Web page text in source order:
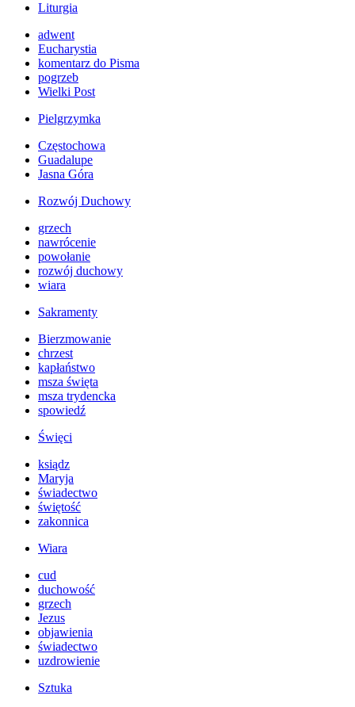
Liturgia
adwent
Eucharystia
komentarz do Pisma
pogrzeb
Wielki Post
Pielgrzymka
Częstochowa
Guadalupe
Jasna Góra
Rozwój Duchowy
grzech
nawrócenie
powołanie
rozwój duchowy
wiara
Sakramenty
Bierzmowanie
chrzest
kapłaństwo
msza święta
msza trydencka
spowiedź
Święci
ksiądz
Maryja
świadectwo
świętość
zakonnica
Wiara
cud
duchowość
grzech
Jezus
objawienia
świadectwo
uzdrowienie
Sztuka